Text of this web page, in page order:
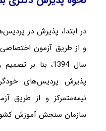
در ابتدا، پذیرش در
و از طریق آزمون
سال‌ 1394، بنا بر
پذیرش پردیس‌های
نیمه‌متمرکز و از
سازمان سنجش آموزش